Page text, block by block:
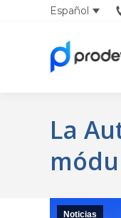
Español
La
Noticias